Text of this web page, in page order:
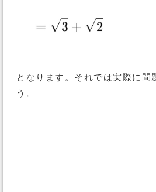
となります。それでは実際に問
う。